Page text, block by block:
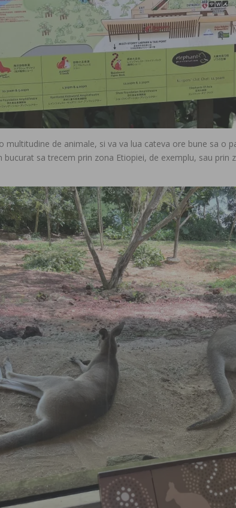
multitudine de animale, si va va lua cateva ore bune sa o
bucurat sa trecem prin zona Etiopiei, de exemplu, sau prin